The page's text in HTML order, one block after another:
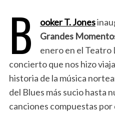
B ooker T. Jones
Grandes
enero en el Teatro
concierto que nos hizo
historia de la música
del Blues más sucio hasta
canciones compuestas